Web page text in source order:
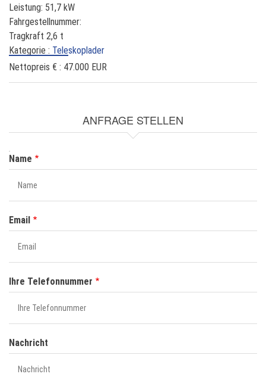
Leistung: 51,7 kW
Fahrgestellnummer:
Tragkraft 2,6 t
Kategorie : Teleskoplader
Nettopreis € : 47.000 EUR
ANFRAGE STELLEN
NAME
Name
Email
Ihre Telefonnummer
Nachricht